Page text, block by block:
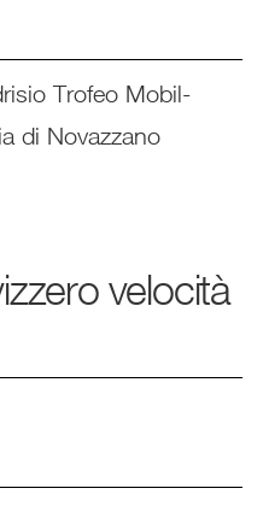
Trofeo Mobil-
di Novazzano
velocità